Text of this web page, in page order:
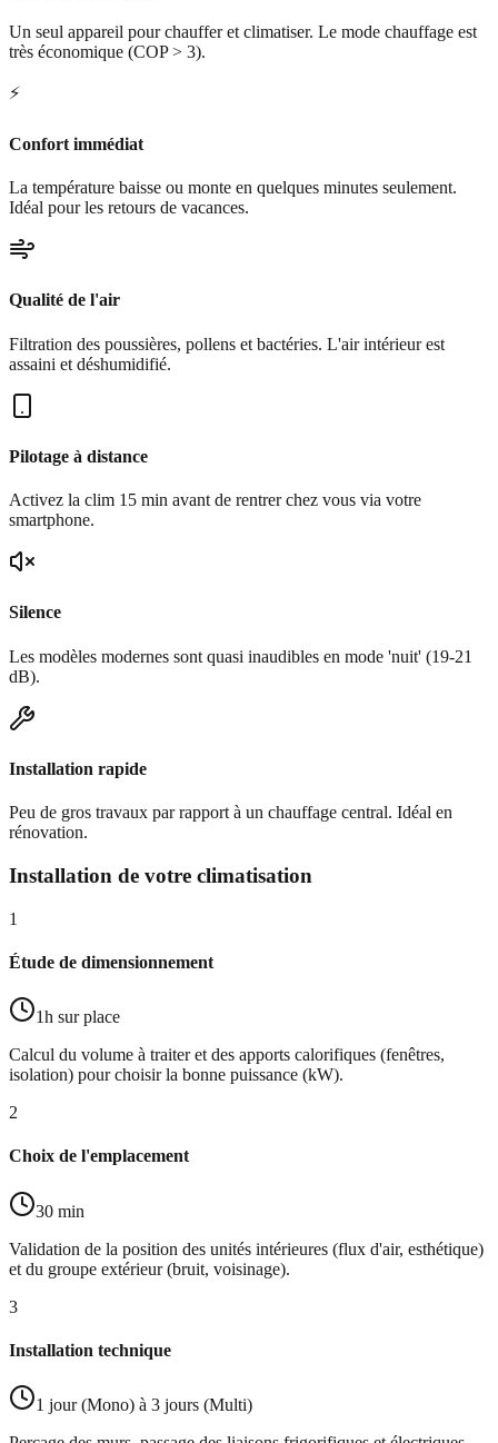
Un seul appareil pour chauffer et climatiser. Le mode chauffage est
très économique (COP > 3).
⚡
Confort immédiat
La température baisse ou monte en quelques minutes seulement.
Idéal pour les retours de vacances.
Qualité de l'air
Filtration des poussières, pollens et bactéries. L'air intérieur est
assaini et déshumidifié.
Pilotage à distance
Activez la clim 15 min avant de rentrer chez vous via votre
smartphone.
Silence
Les modèles modernes sont quasi inaudibles en mode 'nuit' (19-21
dB).
Installation rapide
Peu de gros travaux par rapport à un chauffage central. Idéal en
rénovation.
Installation de votre climatisation
1
Étude de dimensionnement
1h sur place
Calcul du volume à traiter et des apports calorifiques (fenêtres,
isolation) pour choisir la bonne puissance (kW).
2
Choix de l'emplacement
30 min
Validation de la position des unités intérieures (flux d'air, esthétique)
et du groupe extérieur (bruit, voisinage).
3
Installation technique
1 jour (Mono) à 3 jours (Multi)